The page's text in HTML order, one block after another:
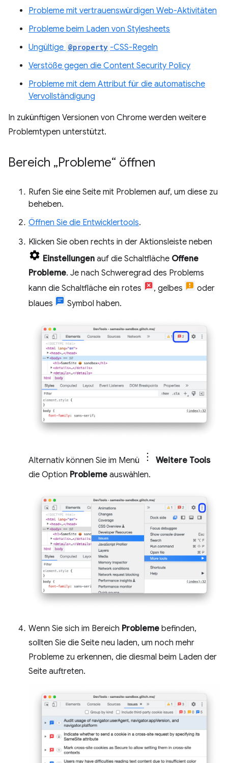
Probleme mit vertrauenswürdigen Web-Aktivitäten
Probleme beim Laden von Stylesheets
Ungültige @property -CSS-Regeln
Verstöße gegen die Content Security Policy
Probleme mit dem Attribut für die automatische
Vervollständigung
In zukünftigen Versionen von Chrome werden weitere
Problemtypen unterstützt.
Bereich „Probleme“ öffnen
Rufen Sie eine Seite mit Problemen auf, um diese zu
beheben.
Öffnen Sie die Entwicklertools.
Klicken Sie oben rechts in der Aktionsleiste neben
Einstellungen auf die Schaltfläche Offene
Probleme. Je nach Schweregrad des Problems
kann die Schaltfläche ein rotes
, gelbes
oder
blaues
Symbol haben.
Alternativ können Sie im Menü
Weitere Tools
die Option Probleme auswählen.
Wenn Sie sich im Bereich Probleme befinden,
sollten Sie die Seite neu laden, um noch mehr
Probleme zu erkennen, die diesmal beim Laden der
Seite auftreten.